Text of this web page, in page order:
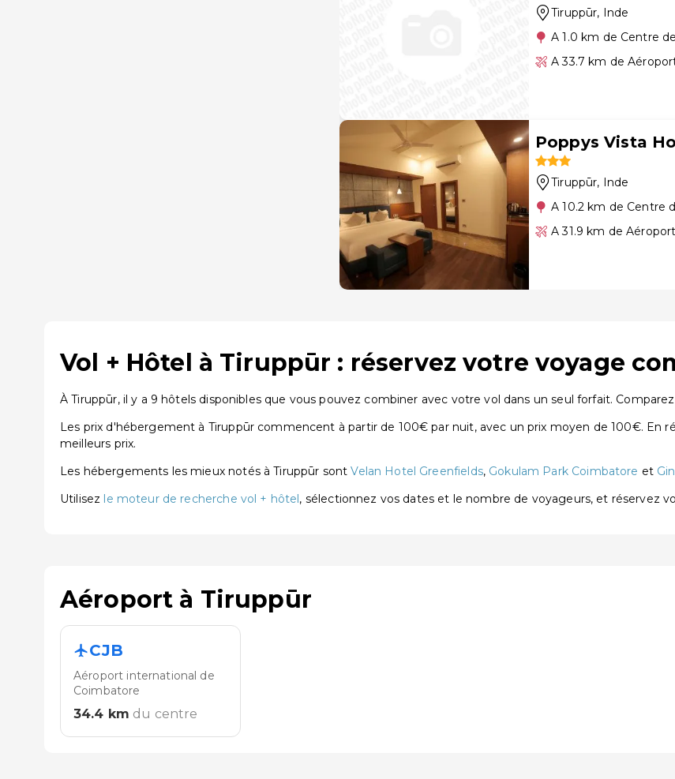
Tiruppūr, Inde
A 1.0 km de Centre
A 33.7 km de
Poppys Vista
Tiruppūr, Inde
A 10.2 km de Centre
A 31.9 km de
Vol + Hôtel à Tiruppūr : réservez votre voyage
À Tiruppūr, il y a 9 hôtels disponibles que vous pouvez combiner avec votre vol dans un seul forfait.
Les prix d'hébergement à Tiruppūr commencent à partir de 100€ par nuit, avec un prix moyen de 100€. En
meilleurs prix.
Les hébergements les mieux notés à Tiruppūr sontVelan Hotel Greenfields, Gokulam Park Coimbatore et
Utilisez le moteur de recherche vol + hôtel, sélectionnez vos dates et le nombre de voyageurs, et réservez
Aéroport à Tiruppūr
CJB
Aéroport international de
Coimbatore
34.4 km du centre